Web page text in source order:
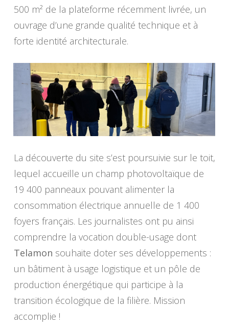
500 m² de la plateforme récemment livrée, un
ouvrage d’une grande qualité technique et à
forte identité architecturale.
La découverte du site s’est poursuivie sur le toit,
lequel accueille un champ photovoltaïque de
19 400 panneaux pouvant alimenter la
consommation électrique annuelle de 1 400
foyers français. Les journalistes ont pu ainsi
comprendre la vocation double-usage dont
Telamon souhaite doter ses développements :
un bâtiment à usage logistique et un pôle de
production énergétique qui participe à la
transition écologique de la filière. Mission
accomplie !